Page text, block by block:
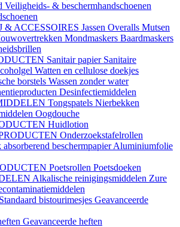
Veiligheids- & beschermhandschoenen
ACCESSOIRES Jassen Overalls Mutsen
Mondmaskers Baardmaskers
Sanitair papier Sanitaire
Watten en cellulose doekjes
borstels Wassen zonder water
Desinfectiemiddelen
Tongspatels Nierbekken
Oogdouche
Huidlotion
Onderzoekstafelrollen
absorberend beschermpapierAluminiumfolie
Poetsrollen Poetsdoeken
Alkalische reinigingsmiddelen Zure
Standaard bistourimesjes Geavanceerde
Geavanceerde heften